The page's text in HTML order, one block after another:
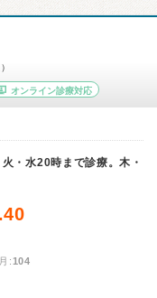
オンライン診療対応
・水20時まで診療。木・
:104